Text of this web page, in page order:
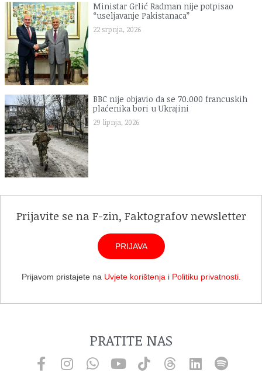
Ministar Grlić Radman nije potpisao
“useljavanje Pakistanaca”
22 srpnja, 2026
BBC nije objavio da se 70.000 francuskih
plaćenika bori u Ukrajini
29 lipnja, 2026
Prijavite se na F-zin, Faktografov newsletter
PRIJAVA
Prijavom pristajete na Uvjete korištenja i Politiku privatnosti.
PRATITE NAS